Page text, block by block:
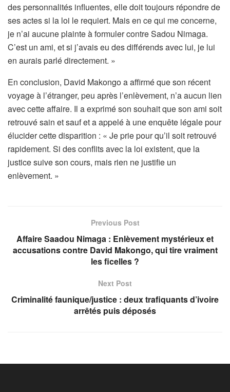
des personnalités influentes, elle doit toujours répondre de
ses actes si la loi le requiert. Mais en ce qui me concerne,
je n’ai aucune plainte à formuler contre Sadou Nimaga.
C’est un ami, et si j’avais eu des différends avec lui, je lui
en aurais parlé directement. »
En conclusion, David Makongo a affirmé que son récent
voyage à l’étranger, peu après l’enlèvement, n’a aucun lien
avec cette affaire. Il a exprimé son souhait que son ami soit
retrouvé sain et sauf et a appelé à une enquête légale pour
élucider cette disparition : « Je prie pour qu’il soit retrouvé
rapidement. Si des conflits avec la loi existent, que la
justice suive son cours, mais rien ne justifie un
enlèvement. »
Previous Post
Affaire Saadou Nimaga : Enlèvement mystérieux et
accusations contre David Makongo, qui tire vraiment
les ficelles ?
Next Post
Criminalité faunique/justice : deux trafiquants d’ivoire
arrêtés puis déposés